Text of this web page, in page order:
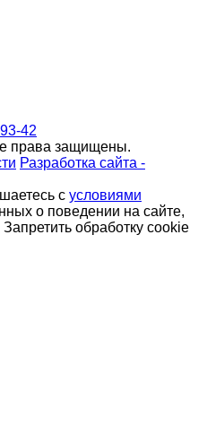
42
права защищены.
Разработка сайта -
с условиями
о поведении на сайте,
обработку cookie